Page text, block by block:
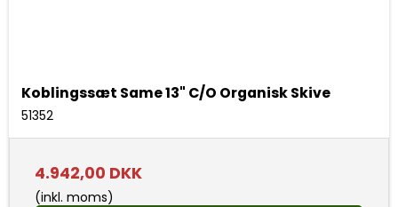
Koblingssæt Same 13" C/O Organisk Skive
51352
4.942,00 DKK
(inkl. moms)